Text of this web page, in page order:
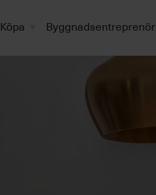
Köpa Byggnadsentreprenör